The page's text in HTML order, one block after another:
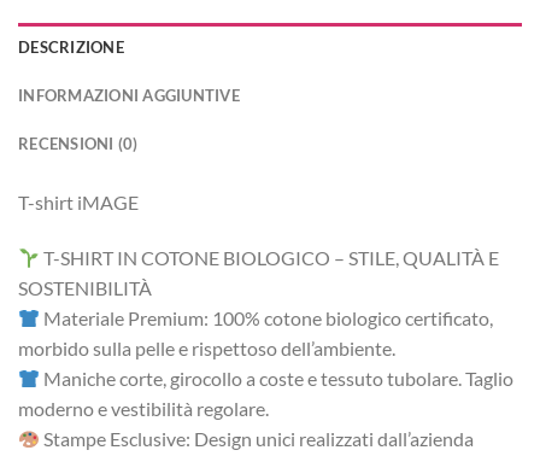
DESCRIZIONE
INFORMAZIONI AGGIUNTIVE
RECENSIONI (0)
T-shirt iMAGE
T-SHIRT IN COTONE BIOLOGICO – STILE, QUALITÀ E
SOSTENIBILITÀ
Materiale Premium: 100% cotone biologico certificato,
morbido sulla pelle e rispettoso dell’ambiente.
Maniche corte, girocollo a coste e tessuto tubolare. Taglio
moderno e vestibilità regolare.
Stampe Esclusive: Design unici realizzati dall’azienda